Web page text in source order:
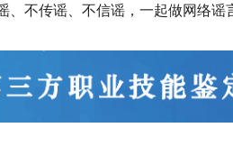
不传谣、不信谣，一起做网络谣